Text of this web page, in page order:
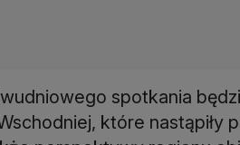
spotkania
które nastąpiły